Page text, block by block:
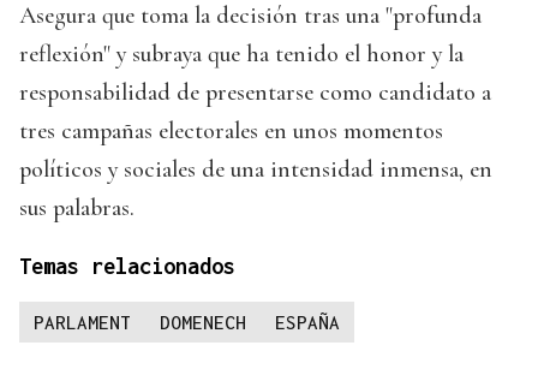
Asegura que toma la decisión tras una "profunda
reflexión" y subraya que ha tenido el honor y la
responsabilidad de presentarse como candidato a
tres campañas electorales en unos momentos
políticos y sociales de una intensidad inmensa, en
sus palabras.
Temas relacionados
PARLAMENT DOMENECH ESPAÑA